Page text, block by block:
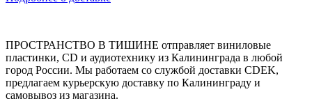
ПРОСТРАНСТВО В ТИШИНЕ отправляет виниловые
пластинки, CD и аудиотехнику из Калининграда в любой
город России. Мы работаем со службой доставки CDEK,
предлагаем курьерскую доставку по Калининграду и
самовывоз из магазина.